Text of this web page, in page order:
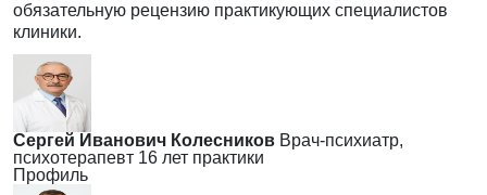
обязательную рецензию практикующих специалистов
клиники.
Сергей Иванович Колесников Врач-психиатр,
психотерапевт 16 лет практики
Профиль